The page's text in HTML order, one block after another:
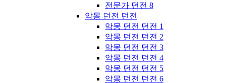
전문가 던전 8
악몽 던전 던전
악몽 던전 던전 1
악몽 던전 던전 2
악몽 던전 던전 3
악몽 던전 던전 4
악몽 던전 던전 5
악몽 던전 던전 6